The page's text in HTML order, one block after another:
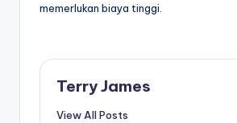
memerlukan biaya tinggi.
Terry James
View All Posts